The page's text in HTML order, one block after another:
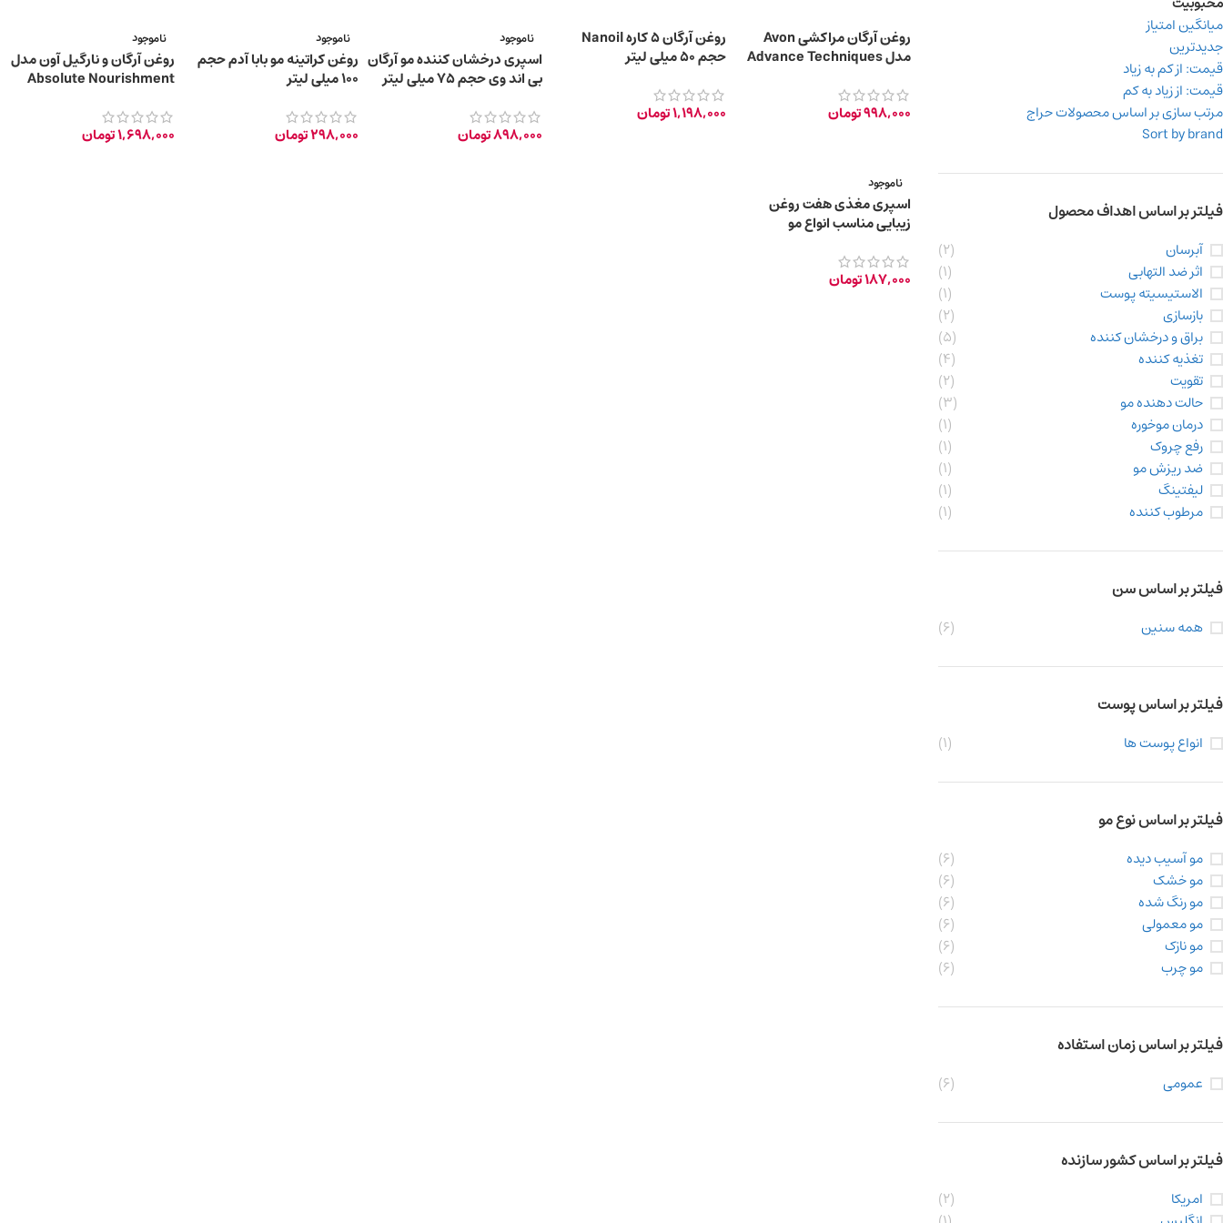
میانگین امتیاز
جدیدترین
قیمت: از کم به زیاد
قیمت: از زیاد به کم
مرتب سازی بر اساس محصولات حراج
Sort by brand
فیلتر بر اساس اهداف محصول
آبرسان
(2)
اثر ضد التهابی
(1)
الاستیسیته پوست
(1)
بازسازی
(2)
براق و درخشان کننده
(5)
تغذیه کننده
(4)
تقویت
(2)
حالت دهنده مو
(3)
درمان موخوره
(1)
رفع چروک
(1)
ضد ریزش مو
(1)
لیفتینگ
(1)
مرطوب کننده
(1)
فیلتر بر اساس سن
همه سنین (6)
فیلتر بر اساس پوست
انواع پوست ها (1)
فیلتر بر اساس نوع مو
مو آسیب دیده
(6)
مو خشک
(6)
مو رنگ شده
(6)
مو معمولی
(6)
مو نازک
(6)
مو چرب
(6)
فیلتر بر اساس زمان استفاده
عمومی (6)
فیلتر بر اساس کشور سازنده
امریکا
(2)
روغن آرگان مراکشی Avon
مدل Advance Techniques
998,000تومان
روغن آرگان ۵ کاره Nanoil
حجم 50 میلی لیتر
1,198,000تومان
ناموجود
اسپری درخشان کننده مو آرگان
بی اند وی حجم ۷۵ میلی لیتر
898,000تومان
ناموجود
روغن کراتینه مو بابا آدم حجم
100 میلی لیتر
298,000تومان
ناموجود
روغن آرگان و نارگیل آون مدل
Absolute Nourishment
1,698,000تومان
ناموجود
اسپری مغذی هفت روغن
زیبایی مناسب انواع مو
187,000تومان